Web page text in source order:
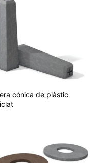
cònica de plàstic